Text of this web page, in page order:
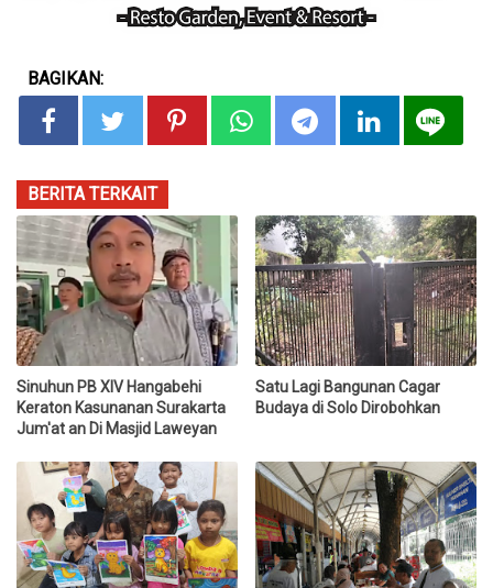
BAGIKAN:
BERITA TERKAIT
Sinuhun PB XIV Hangabehi
Keraton Kasunanan Surakarta
Jum'at an Di Masjid Laweyan
Satu Lagi Bangunan Cagar
Budaya di Solo Dirobohkan